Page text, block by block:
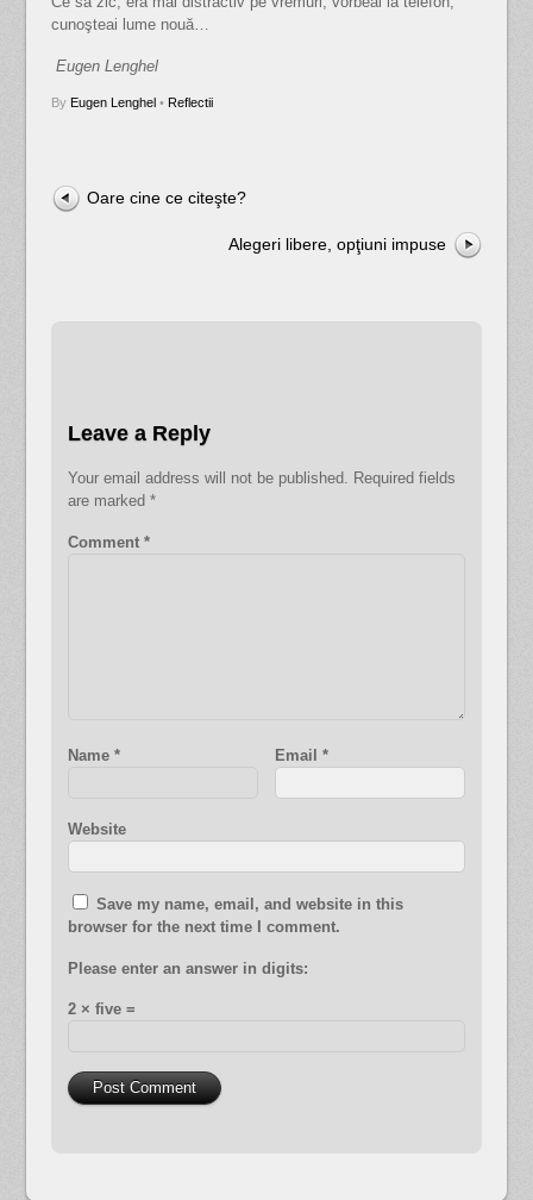
cunoşteai lume nouă…
Eugen Lenghel
By Eugen Lenghel• Reflectii
Oare cine ce citeşte?
Alegeri libere, opţiuni impuse
Leave a Reply
Your email address will not be published. Required fields
are marked*
Comment*
Name* Email *
Website
Save my name, email, and website in this
browser for the next time I comment.
Please enter an answer in digits:
2 × five =